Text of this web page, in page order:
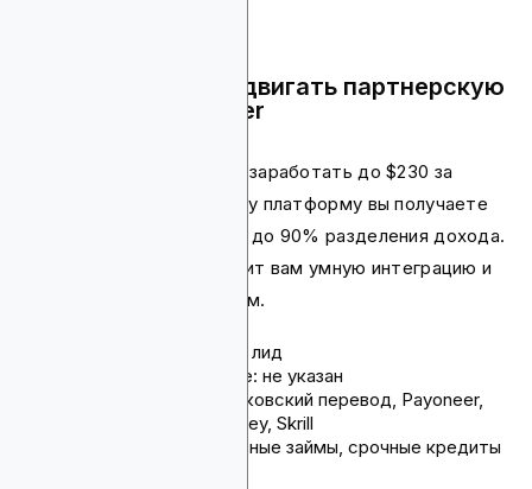
Почему стоит продвигать партнерскую
программу Profitner
Как партнер, вы можете заработать до $230 за
проданный лид. Через эту платформу вы получаете
очень высокие комиссии до 90% разделения дохода.
Profitner также предложит вам умную интеграцию и
быстрый доступ к данным.
Комиссия: до $230 за лид
Срок действия cookie: не указан
Способы оплаты: банковский перевод, Payoneer,
ACH, PayPal, WebMoney, Skrill
Продукты: персональные займы, срочные кредиты